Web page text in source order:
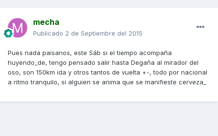
mecha
Publicado 2 de Septiembre del 2015
Pues nada paisanos, este Sáb si el tiempo acompaña
huyendo_de, tengo pensado salir hasta Degaña al mirador del
oso, son 150km ida y otros tantos de vuelta +-, todo por nacional
a ritmo tranquilo, si alguien se anima que se manifieste cerveza_